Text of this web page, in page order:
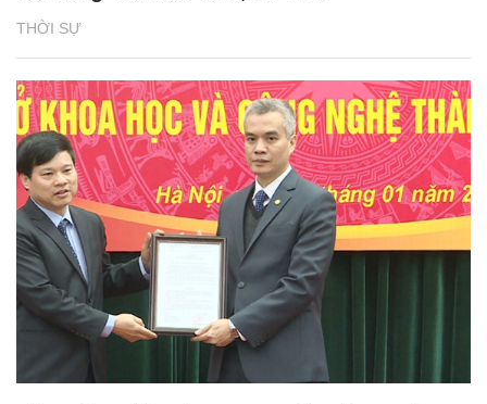
THỜI SỰ